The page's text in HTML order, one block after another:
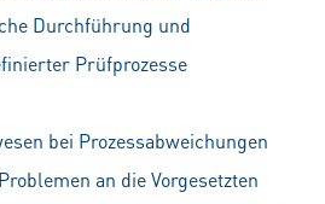
Durchführung und
Prüfprozesse
bei Prozessabweichungen
an die Vorgesetzten